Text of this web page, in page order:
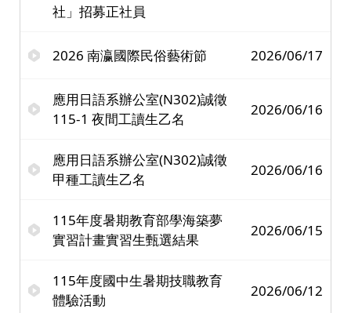
社」招募正社員
2026 南瀛國際民俗藝術節 2026/06/17
應用日語系辦公室(N302)誠徵
115-1 夜間工讀生乙名
2026/06/16
應用日語系辦公室(N302)誠徵
甲種工讀生乙名
2026/06/16
115年度暑期教育部學海築夢
實習計畫實習生甄選結果
2026/06/15
115年度國中生暑期技職教育
體驗活動
2026/06/12